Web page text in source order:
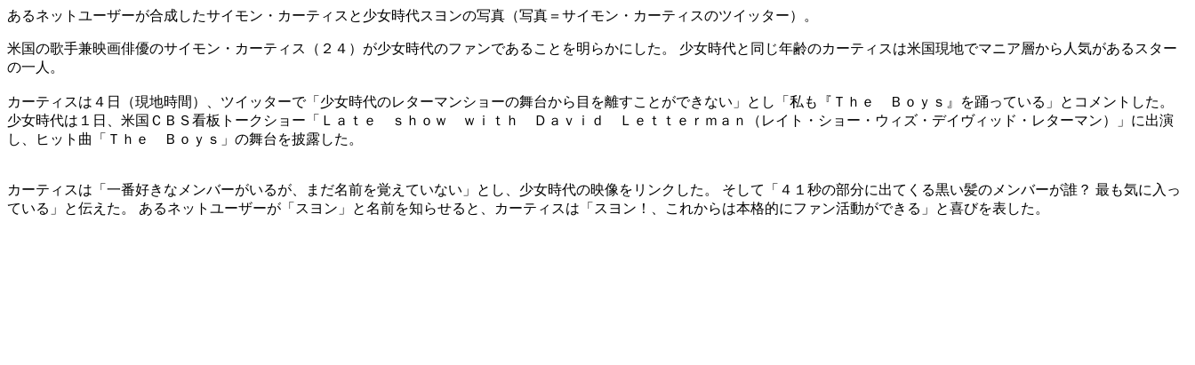
あるネットユーザーが合成したサイモン・カーティスと少女時代スヨンの写真（写真＝サイモン・カーティスのツイッター）。
米国の歌手兼映画俳優のサイモン・カーティス（２４）が少女時代のファンであることを明らかにした。 少女時代と同じ年齢のカーティスは米国現地でマニア層から人気があるスター
の一人。
カーティスは４日（現地時間）、ツイッターで「少女時代のレターマンショーの舞台から目を離すことができない」とし「私も『Ｔｈｅ Ｂｏｙｓ』を踊っている」とコメントした。
少女時代は１日、米国ＣＢＳ看板トークショー「Ｌａｔｅ ｓｈｏｗ ｗｉｔｈ Ｄａｖｉｄ Ｌｅｔｔｅｒｍａｎ（レイト・ショー・ウィズ・デイヴィッド・レターマン）」に出演
し、ヒット曲「Ｔｈｅ Ｂｏｙｓ」の舞台を披露した。
カーティスは「一番好きなメンバーがいるが、まだ名前を覚えていない」とし、少女時代の映像をリンクした。 そして「４１秒の部分に出てくる黒い髪のメンバーが誰？ 最も気に入っ
ている」と伝えた。 あるネットユーザーが「スヨン」と名前を知らせると、カーティスは「スヨン！、これからは本格的にファン活動ができる」と喜びを表した。